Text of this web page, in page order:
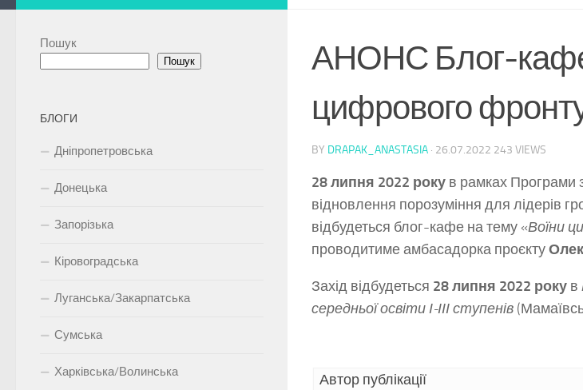
АНОНС Блог-
цифрового
BY DRAPAK_ANASTASIA · 26.07.2022 243 VIEWS
28 липня 2022 року в рамках Програми
відновлення порозуміння для лідерів
відбудеться блог-кафе на тему «Воїни
проводитиме амбасадорка проєкту
Захід відбудеться 28 липня 2022 року в
середньої освіти І-ІІІ ступенів
Автор публікації
Пошук
Пошук
БЛОГИ
Дніпропетровська
Донецька
Запорізька
Кіровоградська
Луганська/Закарпатська
Сумська
Харківська/Волинська